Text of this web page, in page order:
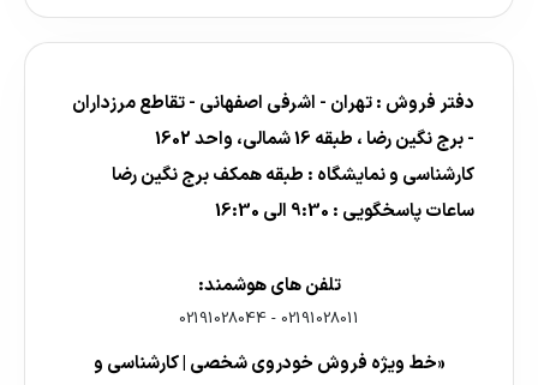
دفتر فروش : تهران - اشرفی اصفهانی - تقاطع مرزداران
- برج نگین رضا ، طبقه 16 شمالی، واحد 1602
کارشناسی و نمایشگاه : طبقه همکف برج نگین رضا
ساعات پاسخگویی : 9:30 الی 16:30
تلفن های هوشمند:
02191028011
-
02191028044
«خط ویژه فروش خودروی شخصی | کارشناسی و